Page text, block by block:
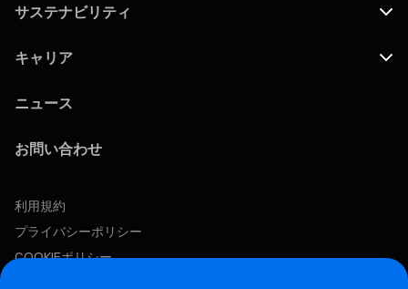
サステナビリティ
キャリア
ニュース
お問い合わせ
利用規約
プライバシーポリシー
COOKIEポリシー